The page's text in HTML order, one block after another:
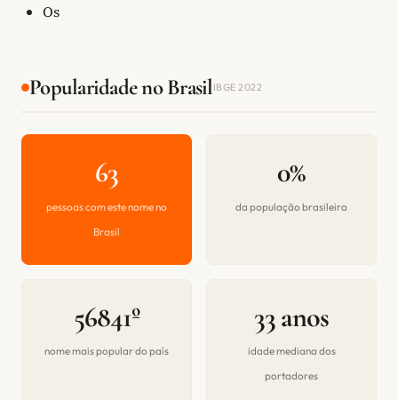
Os
Popularidade no BrasilIBGE 2022
63
pessoas com este nome no
Brasil
0%
da população brasileira
56841º
nome mais popular do país
33 anos
idade mediana dos
portadores